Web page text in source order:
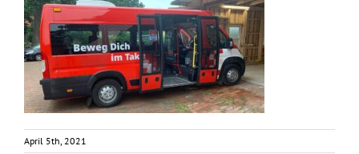
April 5th, 2021